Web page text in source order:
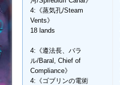
4:《蒸気孔/Steam
Vents》
18 lands
4:《遵法長、バラ
ル/Baral, Chief of
Compliance》
4:《ゴブリンの電術